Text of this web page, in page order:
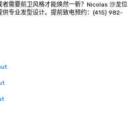
者需要前卫风格才能焕然一新？Nicolas 沙龙位
供专业发型设计。提前致电预约：(415) 982-